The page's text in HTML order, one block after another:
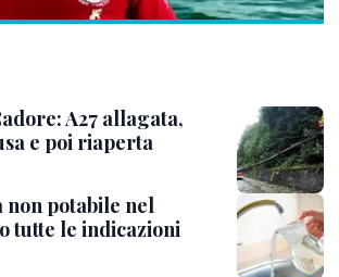
A27 allagata,
e poi riaperta
potabile nel
tutte le indicazioni